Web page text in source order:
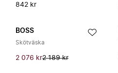
842 kr
BOSS
Skötväska
2 076 kr2 189 kr